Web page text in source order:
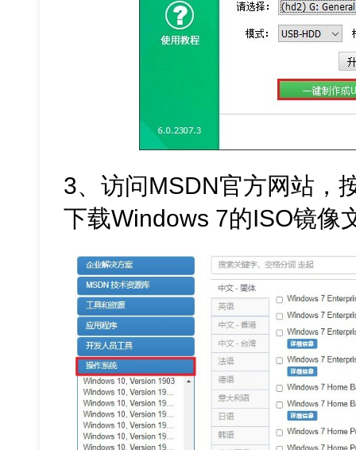
3、访问MSDN官方网站，
下载Windows 7的ISO镜像